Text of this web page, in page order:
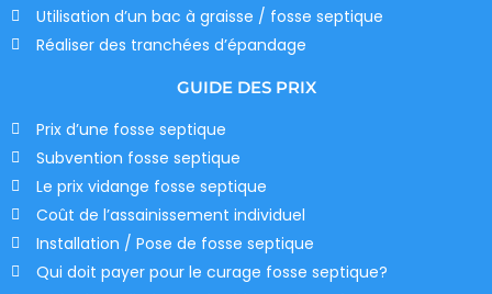
Utilisation d’un bac à graisse / fosse septique
Réaliser des tranchées d’épandage
GUIDE DES PRIX
Prix d’une fosse septique
Subvention fosse septique
Le prix vidange fosse septique
Coût de l’assainissement individuel
Installation / Pose de fosse septique
Qui doit payer pour le curage fosse septique?